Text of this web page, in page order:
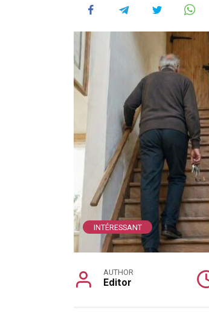
INTÉRESSANT
AUTHOR
Editor